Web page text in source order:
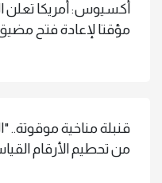
أكسيوس: أمريكا تعلن
مؤقتا لإعادة فتح
قنبلة مناخية موقوتة..
من تحطيم الأرقام